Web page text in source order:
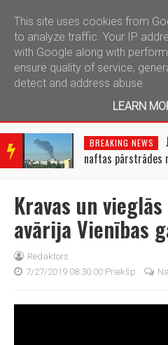
BRE
AKIN
NEW
BREAKING NEWS
naftas pārstrādes
Kravas un
avārija Vienības
Redaktors
7/27/2019 08:30:00 Priekšp.
This site uses cookies from
to analyze traffic. Your IP
with Google along with
ensure quality of service,
detect and address abuse.
LEARN